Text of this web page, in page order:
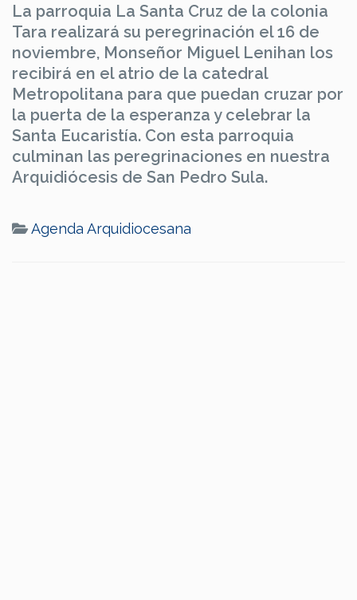
La parroquia La Santa Cruz de la colonia
Tara realizará su peregrinación el 16 de
noviembre, Monseñor Miguel Lenihan los
recibirá en el atrio de la catedral
Metropolitana para que puedan cruzar por
la puerta de la esperanza y celebrar la
Santa Eucaristía. Con esta parroquia
culminan las peregrinaciones en nuestra
Arquidiócesis de San Pedro Sula.
Agenda Arquidiocesana